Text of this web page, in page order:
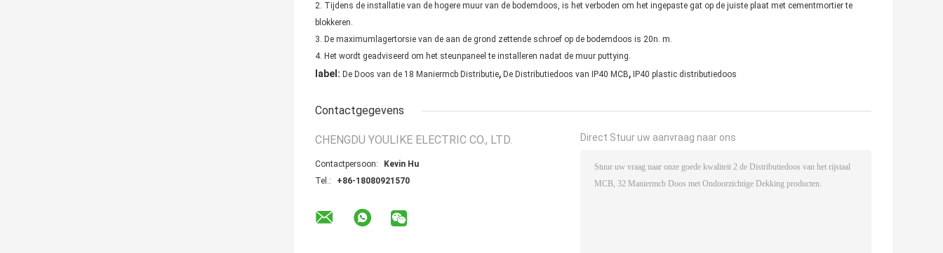
2. Tijdens de installatie van de hogere muur van de bodemdoos, is het verboden om het ingepaste gat op de juiste plaat met cementmortier te
blokkeren.
3. De maximumlagertorsie van de aan de grond zettende schroef op de bodemdoos is 20n. m.
4. Het wordt geadviseerd om het steunpaneel te installeren nadat de muur puttying.
label: De Doos van de 18 Maniermcb Distributie, De Distributiedoos van IP40 MCB, IP40 plastic distributiedoos
Contactgegevens
CHENGDU YOULIKE ELECTRIC CO., LTD.
Contactpersoon:
Kevin Hu
Tel.:
+86-18080921570
Direct Stuur uw aanvraag naar ons